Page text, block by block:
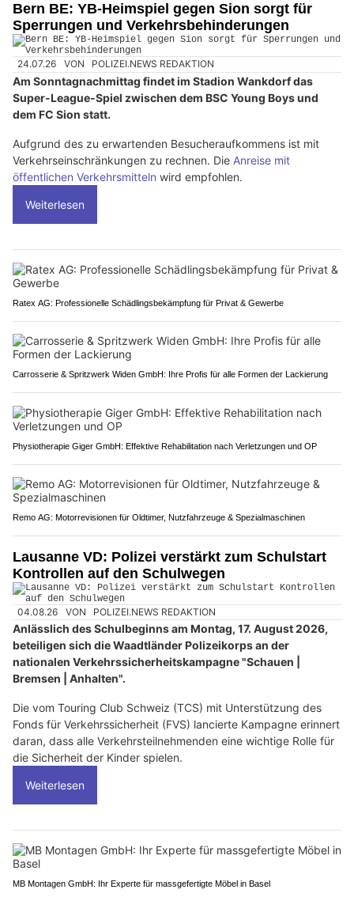
Bern BE: YB-Heimspiel gegen Sion sorgt für
Sperrungen und Verkehrsbehinderungen
24.07.26 VON POLIZEI.NEWS REDAKTION
Am Sonntagnachmittag findet im Stadion Wankdorf das
Super-League-Spiel zwischen dem BSC Young Boys und
dem FC Sion statt.
Aufgrund des zu erwartenden Besucheraufkommens ist mit
Verkehrseinschränkungen zu rechnen. Die Anreise mit
öffentlichen Verkehrsmitteln wird empfohlen.
Weiterlesen
Ratex AG: Professionelle Schädlingsbekämpfung für Privat & Gewerbe
Carrosserie & Spritzwerk Widen GmbH: Ihre Profis für alle Formen der Lackierung
Physiotherapie Giger GmbH: Effektive Rehabilitation nach Verletzungen und OP
Remo AG: Motorrevisionen für Oldtimer, Nutzfahrzeuge & Spezialmaschinen
Lausanne VD: Polizei verstärkt zum Schulstart
Kontrollen auf den Schulwegen
04.08.26 VON POLIZEI.NEWS REDAKTION
Anlässlich des Schulbeginns am Montag, 17. August 2026,
beteiligen sich die Waadtländer Polizeikorps an der
nationalen Verkehrssicherheitskampagne "Schauen |
Bremsen | Anhalten".
Die vom Touring Club Schweiz (TCS) mit Unterstützung des
Fonds für Verkehrssicherheit (FVS) lancierte Kampagne erinnert
daran, dass alle Verkehrsteilnehmenden eine wichtige Rolle für
die Sicherheit der Kinder spielen.
Weiterlesen
MB Montagen GmbH: Ihr Experte für massgefertigte Möbel in Basel